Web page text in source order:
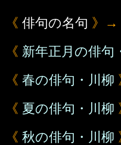
《 俳句の名句 》→
《 新年正月の俳句
《 春の俳句・川柳
《 夏の俳句・川柳
《 秋の俳句・川柳